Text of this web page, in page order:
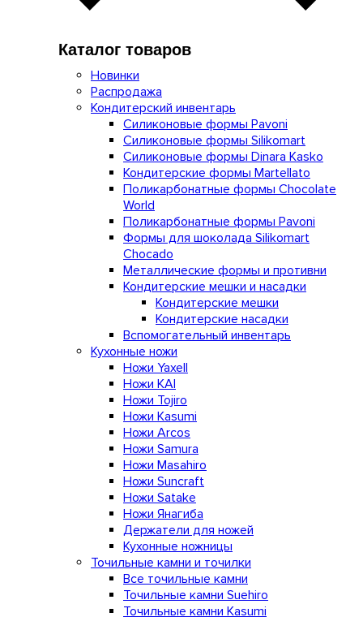
Каталог товаров
Новинки
Распродажа
Кондитерский инвентарь
Силиконовые формы Pavoni
Силиконовые формы Silikomart
Силиконовые формы Dinara Kasko
Кондитерские формы Martellato
Поликарбонатные формы Chocolate
World
Поликарбонатные формы Pavoni
Формы для шоколада Silikomart
Chocado
Металлические формы и противни
Кондитерские мешки и насадки
Кондитерские мешки
Кондитерские насадки
Вспомогательный инвентарь
Кухонные ножи
Ножи Yaxell
Ножи KAI
Ножи Tojiro
Ножи Kasumi
Ножи Arcos
Ножи Samura
Ножи Masahiro
Ножи Suncraft
Ножи Satake
Ножи Янагиба
Держатели для ножей
Кухонные ножницы
Точильные камни и точилки
Все точильные камни
Точильные камни Suehiro
Точильные камни Kasumi